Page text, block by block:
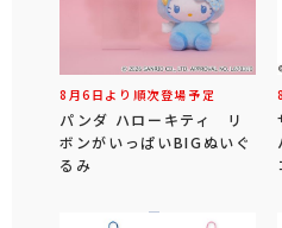
8月6日より順次登場予定
パンダ ハローキティ リ
ボンがいっぱいBIGぬいぐ
るみ